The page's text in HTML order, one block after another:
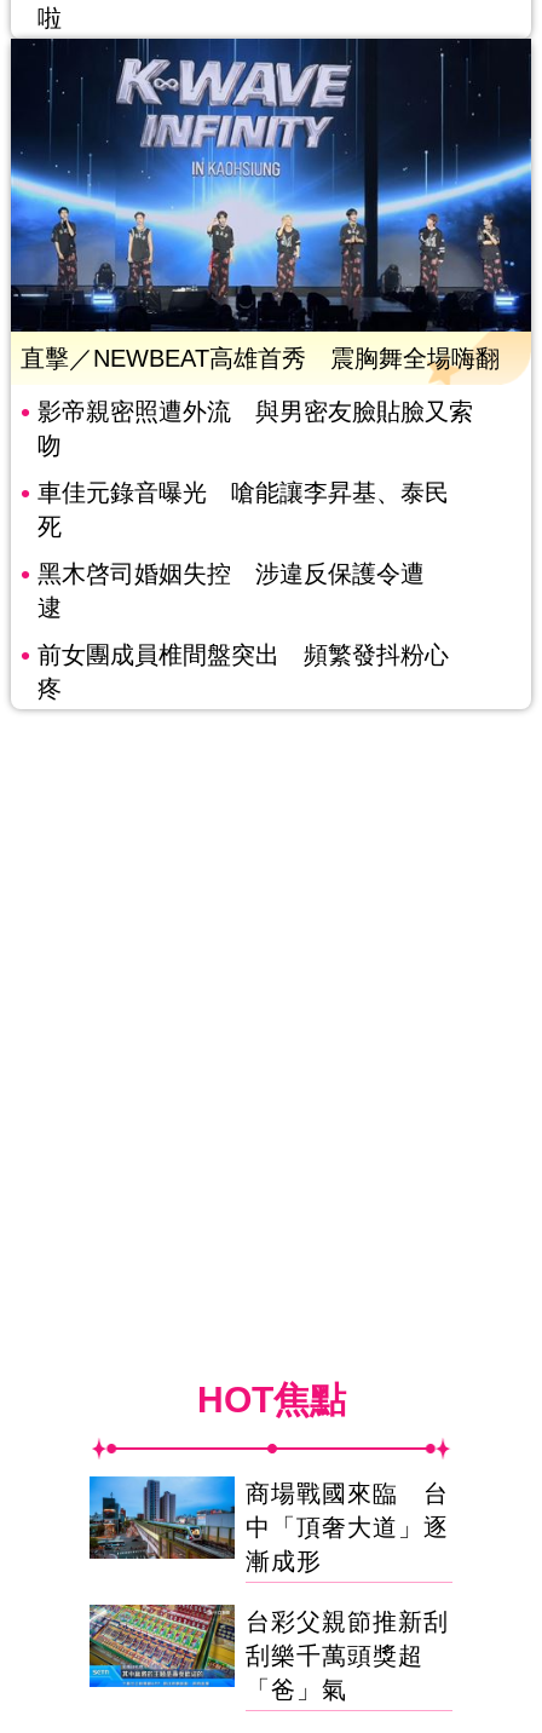
啦
直擊／NEWBEAT高雄首秀 震胸舞全場嗨翻
影帝親密照遭外流 與男密友臉貼臉又索
吻
車佳元錄音曝光 嗆能讓李昇基、泰民
死
黑木啓司婚姻失控 涉違反保護令遭
逮
前女團成員椎間盤突出 頻繁發抖粉心
疼
HOT焦點
商場戰國來臨 台
中「頂奢大道」逐
漸成形
台彩父親節推新刮
刮樂千萬頭獎超
「爸」氣